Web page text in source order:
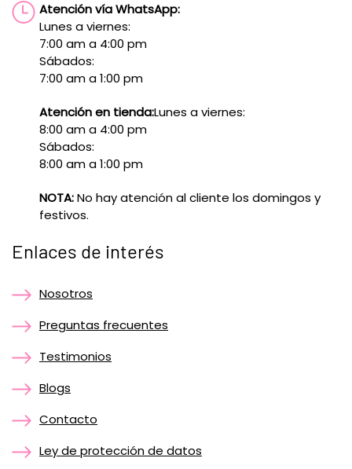
Atención vía WhatsApp:
Lunes a viernes:
7:00 am a 4:00 pm
Sábados:
7:00 am a 1:00 pm
Atención en tienda:Lunes a viernes:
8:00 am a 4:00 pm
Sábados:
8:00 am a 1:00 pm
NOTA:No hay atención al cliente los domingos y
festivos.
Enlaces de interés
Nosotros
Preguntas frecuentes
Testimonios
Blogs
Contacto
Ley de protección de datos